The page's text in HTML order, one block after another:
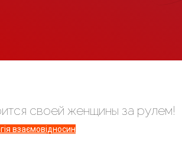
своей женщины за рулем!
взаємовідносин